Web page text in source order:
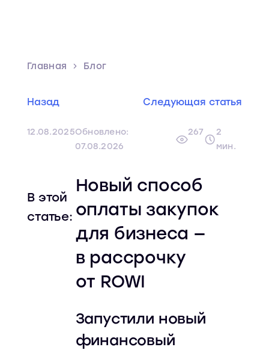
Главная Блог
Назад Следующая статья
12.08.2025Обновлено:
07.08.2026
267
2
мин.
В этой
статье:
Новый способ
оплаты закупок
для бизнеса —
в рассрочку
от ROWI
Запустили новый
финансовый